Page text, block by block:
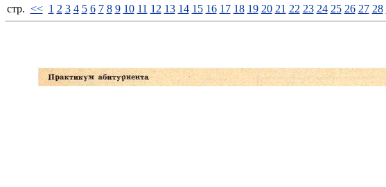
стp. << 1 2 3 4 5 6 7 8 9 10 11 12 13 14 15 16 17 18 19 20 21 22 23 24 25 26 27 28